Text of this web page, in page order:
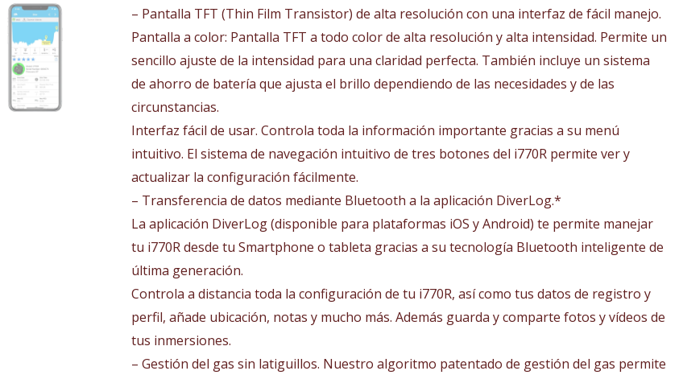
– Pantalla TFT (Thin Film Transistor) de alta resolución con una interfaz de fácil manejo.
Pantalla a color: Pantalla TFT a todo color de alta resolución y alta intensidad. Permite un
sencillo ajuste de la intensidad para una claridad perfecta. También incluye un sistema
de ahorro de batería que ajusta el brillo dependiendo de las necesidades y de las
circunstancias.
Interfaz fácil de usar. Controla toda la información importante gracias a su menú
intuitivo. El sistema de navegación intuitivo de tres botones del i770R permite ver y
actualizar la configuración fácilmente.
– Transferencia de datos mediante Bluetooth a la aplicación DiverLog.*
La aplicación DiverLog (disponible para plataformas iOS y Android) te permite manejar
tu i770R desde tu Smartphone o tableta gracias a su tecnología Bluetooth inteligente de
última generación.
Controla a distancia toda la configuración de tu i770R, así como tus datos de registro y
perfil, añade ubicación, notas y mucho más. Además guarda y comparte fotos y vídeos de
tus inmersiones.
– Gestión del gas sin latiguillos. Nuestro algoritmo patentado de gestión del gas permite